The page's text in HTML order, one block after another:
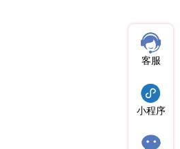
客服
小程序